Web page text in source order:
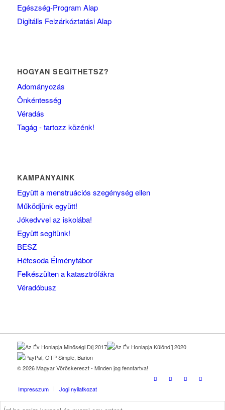
Egészség-Program Alap
Digitális Felzárkóztatási Alap
HOGYAN SEGÍTHETSZ?
Adományozás
Önkéntesség
Véradás
Tagág - tartozz közénk!
KAMPÁNYAINK
Együtt a menstruációs szegénység ellen
Működjünk együtt!
Jókedvvel az iskolába!
Együtt segítünk!
BESZ
Hétcsoda Élménytábor
Felkészülten a katasztrófákra
Véradóbusz
© 2026 Magyar Vöröskereszt - Minden jog fenntartva!
Impresszum Jogi nyilatkozat